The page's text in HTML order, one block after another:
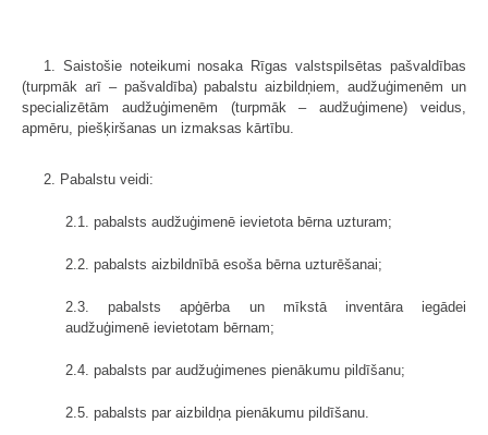
1. Saistošie noteikumi nosaka Rīgas valstspilsētas pašvaldības
(turpmāk arī – pašvaldība) pabalstu aizbildņiem, audžuģimenēm un
specializētām audžuģimenēm (turpmāk – audžuģimene) veidus,
apmēru, piešķiršanas un izmaksas kārtību.
2. Pabalstu veidi:
2.1. pabalsts audžuģimenē ievietota bērna uzturam;
2.2. pabalsts aizbildnībā esoša bērna uzturēšanai;
2.3. pabalsts apģērba un mīkstā inventāra iegādei
audžuģimenē ievietotam bērnam;
2.4. pabalsts par audžuģimenes pienākumu pildīšanu;
2.5. pabalsts par aizbildņa pienākumu pildīšanu.